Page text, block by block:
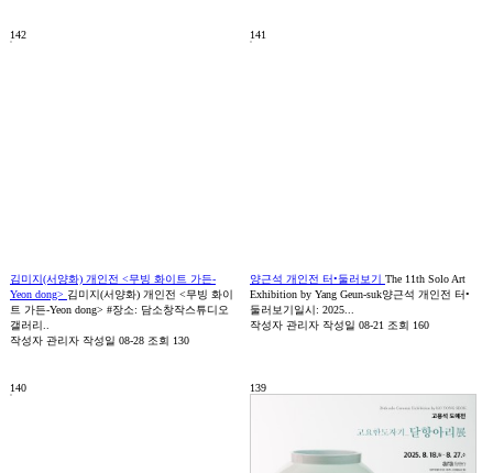
142
김미지(서양화) 개인전 <무빙 화이트 가든-
Yeon dong> 김미지(서양화) 개인전 <무빙 화이
트 가든-Yeon dong> #장소: 담소창작스튜디오
갤러리..
작성자 관리자 작성일 08-28 조회 130
141
양근석 개인전 터•둘러보기 The 11th Solo Art
Exhibition by Yang Geun-suk양근석 개인전 터•
둘러보기일시: 2025...
작성자 관리자 작성일 08-21 조회 160
140 139